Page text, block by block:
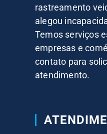
rastreamento
alegou
Temos serviços
empresas e
contato para
atendimento.